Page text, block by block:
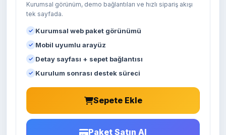
Kurumsal görünüm, demo bağlantıları ve hızlı sipariş akışı
tek sayfada.
Kurumsal web paket görünümü
Mobil uyumlu arayüz
Detay sayfası + sepet bağlantısı
Kurulum sonrası destek süreci
Sepete Ekle
Paket Satın Al